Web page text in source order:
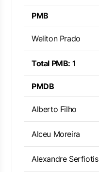
PMB
Weliton Prado
Total PMB: 1
PMDB
Alberto Filho
Alceu Moreira
Alexandre Serfiotis